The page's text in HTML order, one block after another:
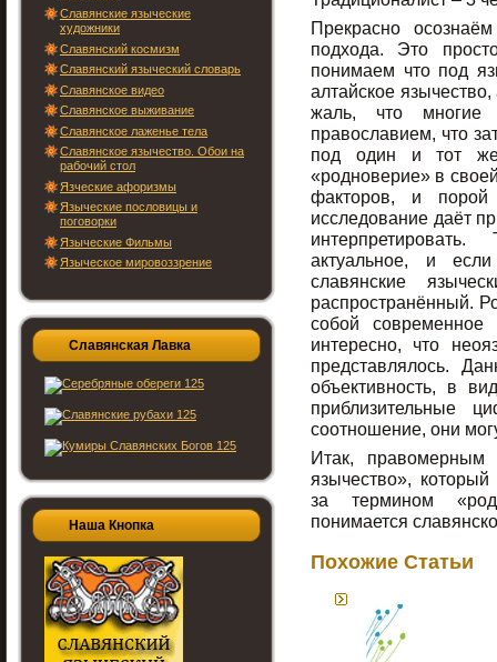
Славянские языческие
художники
Славянский космизм
Славянский языческий словарь
Славянское видео
Славянское выживание
Славянское лаженье тела
Славянское язычество. Обои на
рабочий стол
Язческие афоризмы
Языческие пословицы и
поговорки
Языческие Фильмы
Языческое мировоззрение
Славянская Лавка
Наша Кнопка
Прекрасно
подхода. Это
понимаем что под
алтайское
жаль, что многие
православием, что
под один и тот же
«родноверие» в
факторов, и
исследование даёт
актуальное, и
славянские
распространённый.
собой современное
интересно, что
представлялось.
объективность, в
приблизительные
соотношение, они
Итак, правомерным
язычество»,
за термином
понимается
Похожие Статьи